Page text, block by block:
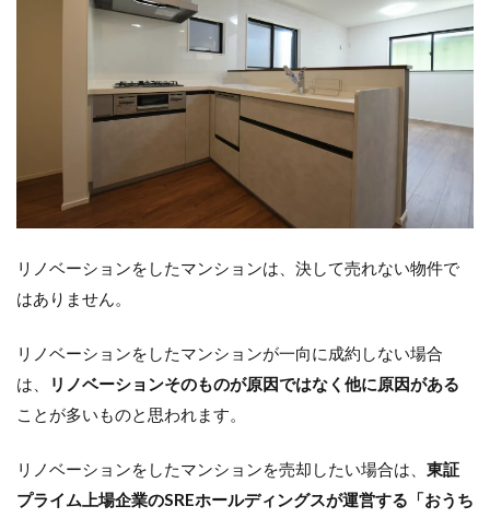
リノベーションをしたマンションは、決して売れない物件で
はありません。
リノベーションをしたマンションが一向に成約しない場合
は、
リノベーションそのものが原因ではなく他に原因がある
ことが多いものと思われます。
リノベーションをしたマンションを売却したい場合は、 東証
プライム上場企業のSREホールディングスが運営する「おうち